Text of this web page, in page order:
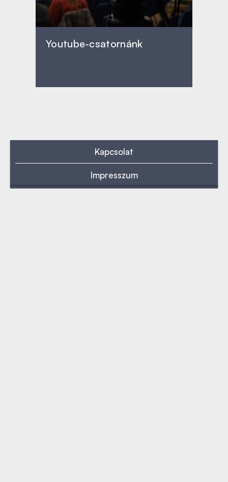
Youtube-csatornánk
Kapcsolat
Impresszum